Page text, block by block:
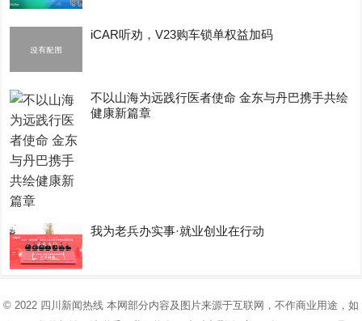
iCAR听劝，V23购车锁单权益加码
不以山海为远践行医者使命 金东与丹巴携手共绘
健康新篇章
我为老兵办实事·就业创业在行动
© 2022 四川新闻热线本网部分内容及图片来源于互联网，不作商业用途，如